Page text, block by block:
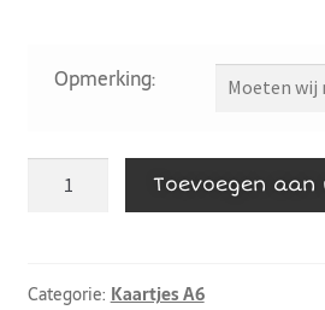
Opmerking:
Toevoegen aan
Categorie: Kaartjes A6